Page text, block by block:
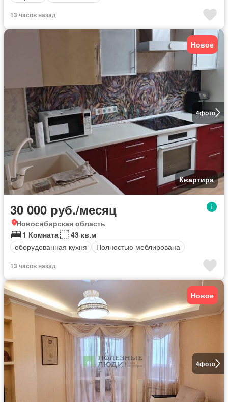
13 часов назад
4фото
Новое
Квартира
30 000 руб./месяц
Новосибирская область
1 Комната
43 кв.м
оборудованная кухня
Полностью меблирована
13 часов назад
4фото
Новое